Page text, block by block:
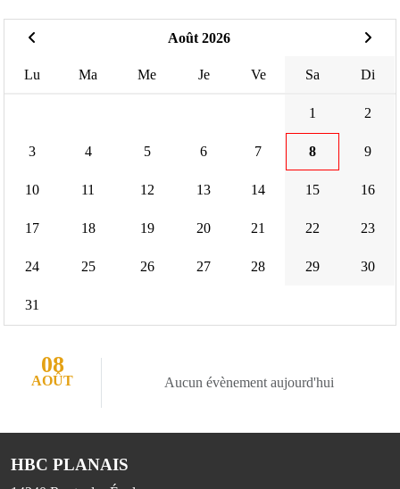
Août 2026
Lu Ma Me Je Ve Sa Di
1 2
3 4 5 6 7 8 9
10 11 12 13 14 15 16
17 18 19 20 21 22 23
24 25 26 27 28 29 30
31
08
AOÛT Aucun évènement aujourd'hui
HBC PLANAIS